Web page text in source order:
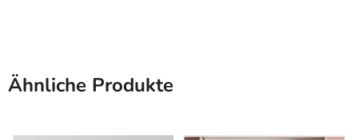
Ähnliche Produkte